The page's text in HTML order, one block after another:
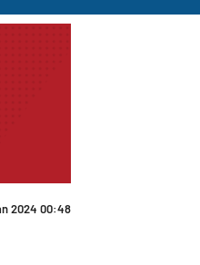
2024 00:48